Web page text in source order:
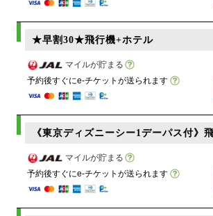
★早割30★飛行機+ホテル
マイルが貯まる
予約後すぐにe-チケットが送られます
《東京ディズニーシー1デーパス付》
マイルが貯まる
予約後すぐにe-チケットが送られます